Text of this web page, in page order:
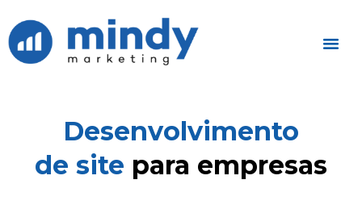
Desenvolvimento
de site para empresas